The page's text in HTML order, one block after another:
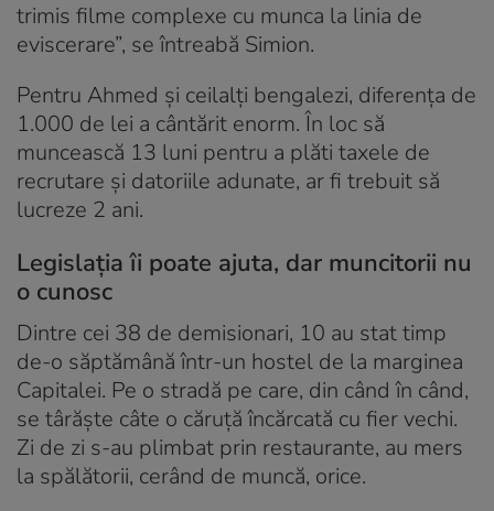
trimis filme complexe cu munca la linia de
eviscerare”, se întreabă Simion.
Pentru Ahmed și ceilalți bengalezi, diferența de
1.000 de lei a cântărit enorm. În loc să
muncească 13 luni pentru a plăti taxele de
recrutare și datoriile adunate, ar fi trebuit să
lucreze 2 ani.
Legislația îi poate ajuta, dar muncitorii nu
o cunosc
Dintre cei 38 de demisionari, 10 au stat timp
de-o săptămână într-un hostel de la marginea
Capitalei. Pe o stradă pe care, din când în când,
se târăște câte o căruță încărcată cu fier vechi.
Zi de zi s-au plimbat prin restaurante, au mers
la spălătorii, cerând de muncă, orice.